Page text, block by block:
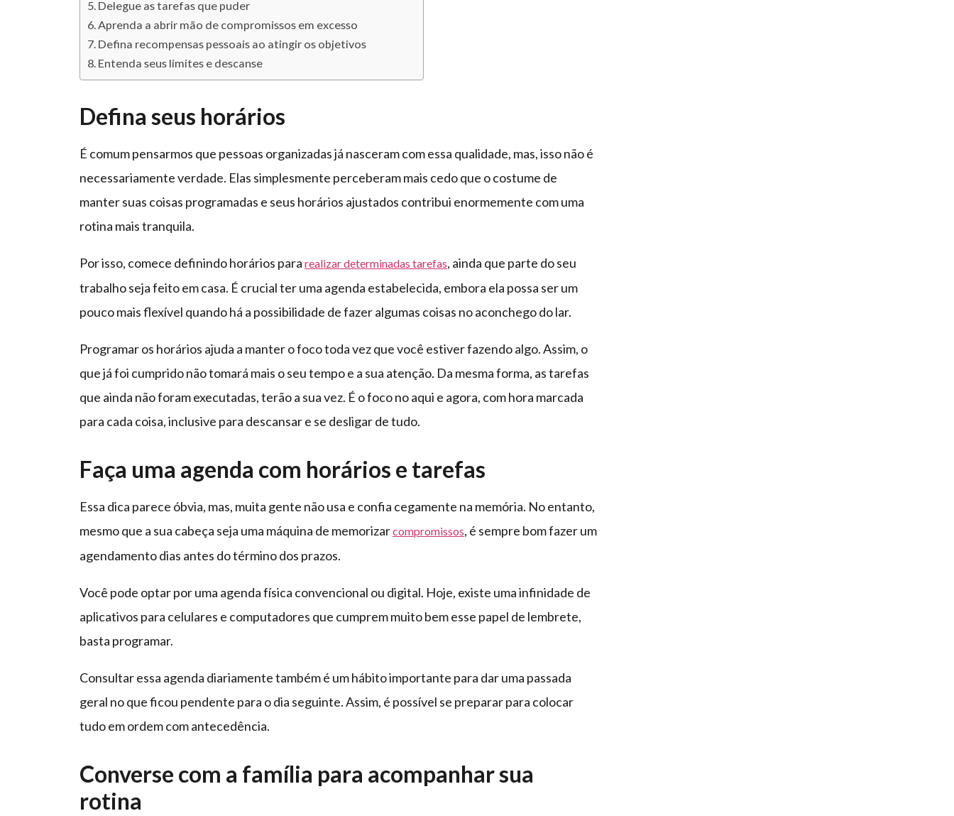
Delegue as tarefas que puder
Aprenda a abrir mão de compromissos em excesso
Defina recompensas pessoais ao atingir os objetivos
Entenda seus limites e descanse
Defina seus horários
É comum pensarmos que pessoas organizadas já nasceram com essa qualidade, mas, isso não é
necessariamente verdade. Elas simplesmente perceberam mais cedo que o costume de
manter suas coisas programadas e seus horários ajustados contribui enormemente com uma
rotina mais tranquila.
Por isso, comece definindo horários para realizar determinadas tarefas, ainda que parte do seu
trabalho seja feito em casa. É crucial ter uma agenda estabelecida, embora ela possa ser um
pouco mais flexível quando há a possibilidade de fazer algumas coisas no aconchego do lar.
Programar os horários ajuda a manter o foco toda vez que você estiver fazendo algo. Assim, o
que já foi cumprido não tomará mais o seu tempo e a sua atenção. Da mesma forma, as tarefas
que ainda não foram executadas, terão a sua vez. É o foco no aqui e agora, com hora marcada
para cada coisa, inclusive para descansar e se desligar de tudo.
Faça uma agenda com horários e tarefas
Essa dica parece óbvia, mas, muita gente não usa e confia cegamente na memória. No entanto,
mesmo que a sua cabeça seja uma máquina de memorizarcompromissos, é sempre bom fazer um
agendamento dias antes do término dos prazos.
Você pode optar por uma agenda física convencional ou digital. Hoje, existe uma infinidade de
aplicativos para celulares e computadores que cumprem muito bem esse papel de lembrete,
basta programar.
Consultar essa agenda diariamente também é um hábito importante para dar uma passada
geral no que ficou pendente para o dia seguinte. Assim, é possível se preparar para colocar
tudo em ordem com antecedência.
Converse com a família para acompanhar sua
rotina